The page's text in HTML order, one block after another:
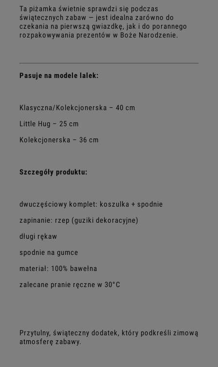
Ta piżamka świetnie sprawdzi się podczas
świątecznych zabaw — jest idealna zarówno do
czekania na pierwszą gwiazdkę, jak i do porannego
rozpakowywania prezentów w Boże Narodzenie.
Pasuje na modele lalek:
Klasyczna/Kolekcjonerska – 40 cm
Little Hug – 25 cm
Kolekcjonerska – 36 cm
Szczegóły produktu:
dwuczęściowy komplet: koszulka + spodnie
zapinanie: rzep (guziki dekoracyjne)
długi rękaw
spodnie na gumce
materiał: 100% bawełna
zalecane pranie ręczne w 30°C
Przytulny, świąteczny dodatek, który podkreśli zimową
atmosferę zabawy.